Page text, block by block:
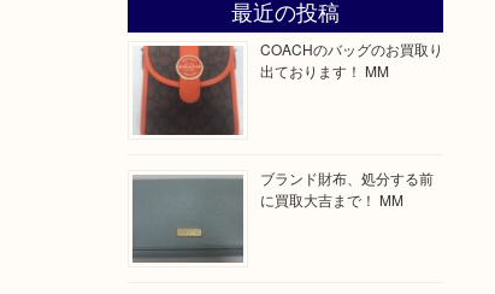
最近の投稿
COACHのバッグのお買取り
出ております！ MM
ブランド財布、処分する前
に買取大吉まで！ MM